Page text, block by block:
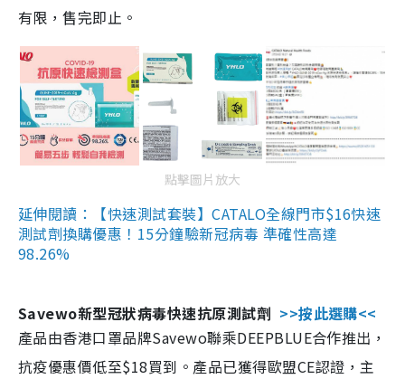
有限，售完即止。
點擊圖片放大
延伸閱讀：【快速測試套裝】CATALO全線門市$16快速
測試劑換購優惠！15分鐘驗新冠病毒 準確性高達
98.26%
Savewo新型冠狀病毒快速抗原測試劑 >>按此選購<<
產品由香港口罩品牌Savewo聯乘DEEPBLUE合作推出，
抗疫優惠價低至$18買到。產品已獲得歐盟CE認證，主